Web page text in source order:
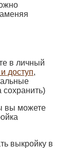
в личный
доступ,
сохранить)
вы можете
выкройку в